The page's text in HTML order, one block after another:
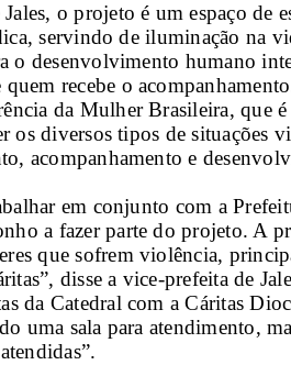
o projeto é um espaço de
servindo de iluminação na
o desenvolvimento humano
recebe o
da Mulher Brasileira, que
os diversos tipos de situações
acompanhamento e
em conjunto com a
a fazer parte do projeto. A
que sofrem violência,
disse a vice-prefeita de
da Catedral com a Cáritas
uma sala para atendimento,